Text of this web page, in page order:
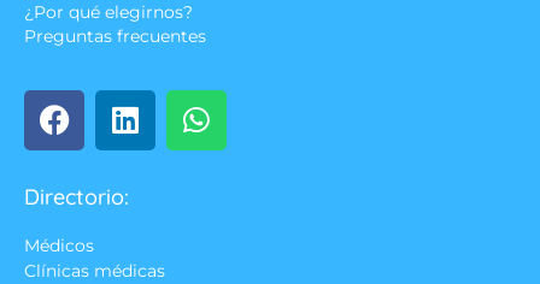
¿Por qué elegirnos?
Preguntas frecuentes
Directorio:
Médicos
Clínicas médicas